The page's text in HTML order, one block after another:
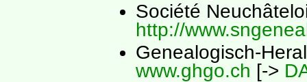
Société
http://
Genealogisch-
www.ghgo.ch [->